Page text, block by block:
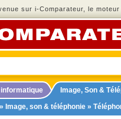
sur i-Comparateur, le
Image, Son &
» Image, son & téléphonie »